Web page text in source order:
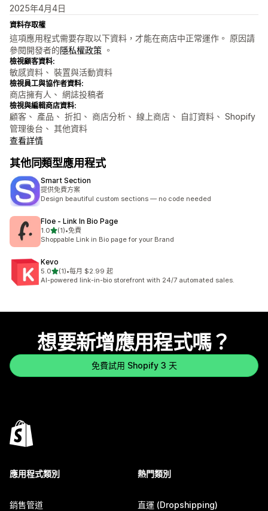
2025年4月4日
資料存取權
這項應用程式需要存取以下資料，才能在商店中正常運作。 原因請
參閱開發者的隱私權政策 。
檢視顧客資料:
敏感資料、 裝置與活動資料
檢視員工與協作者資料:
商店擁有人、 網誌投稿者
檢視與編輯商店資料:
顧客、 產品、 折扣、 商店分析、 線上商店、 自訂資料、 Shopify
管理後台、 其他資料
查看詳情
其他同類型應用程式
Smart Section
提供免費方案
Design beautiful custom sections — no code needed
Floe ‑ Link In Bio Page
1.0滿分 5 顆星
(1)
共有 1 則評價
•免費
Shoppable Link in Bio page for your Brand
Kevo
5.0滿分 5 顆星
(1)
共有 1 則評價
•每月 $2.99 起
AI-powered link-in-bio storefront with 24/7 automated sales.
想要新增應用程式嗎？
免費試用 Shopify 3 天
應用程式類別
銷售管道
熱門類別
直運 (Dropshipping)